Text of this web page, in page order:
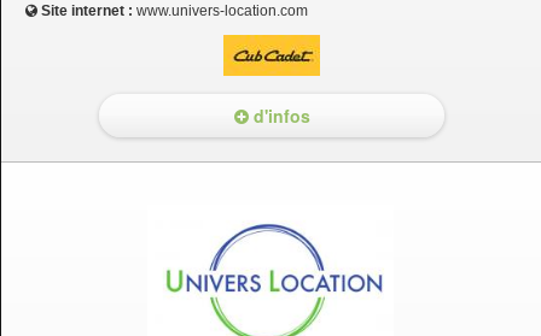
Site internet : www.univers-location.com
d'infos